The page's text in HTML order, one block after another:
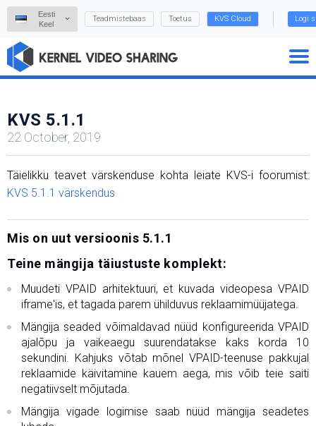
Eesti
Keel
Teadmistebaas Toetus KVS Cloud Logi
KVS 5.1.1
22 October, 2019
Täielikku teavet värskenduse kohta leiate KVS-i foorumist:
KVS 5.1.1 värskendus
Mis on uut versioonis 5.1.1
Teine mängija täiustuste komplekt:
Muudeti VPAID arhitektuuri, et kuvada videopesa VPAID
iframe'is, et tagada parem ühilduvus reklaamimüüjatega.
Mängija seaded võimaldavad nüüd konfigureerida VPAID
ajalõpu ja vaikeaegu suurendatakse kaks korda 10
sekundini. Kahjuks võtab mõnel VPAID-teenuse pakkujal
reklaamide käivitamine kauem aega, mis võib teie saiti
negatiivselt mõjutada.
Mängija vigade logimise saab nüüd mängija seadetes